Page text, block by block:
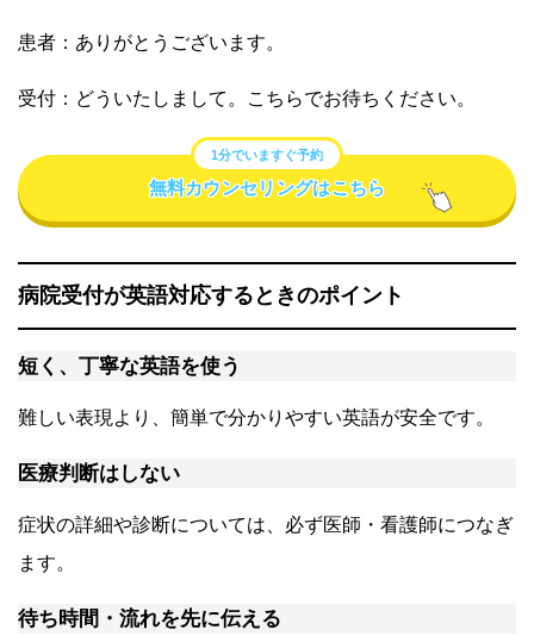
患者：ありがとうございます。
受付：どういたしまして。こちらでお待ちください。
1分でいますぐ予約
無料カウンセリングはこちら
病院受付が英語対応するときのポイント
短く、丁寧な英語を使う
難しい表現より、簡単で分かりやすい英語が安全です。
医療判断はしない
症状の詳細や診断については、必ず医師・看護師につなぎ
ます。
待ち時間・流れを先に伝える